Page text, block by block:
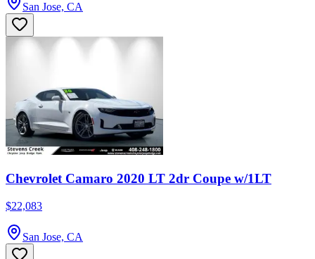
San Jose, CA
Chevrolet Camaro 2020 LT 2dr Coupe w/1LT
$22,083
San Jose, CA